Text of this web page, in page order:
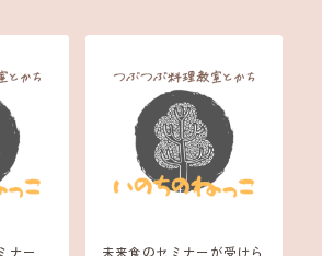
ナー
未来食のセミナーが受けら